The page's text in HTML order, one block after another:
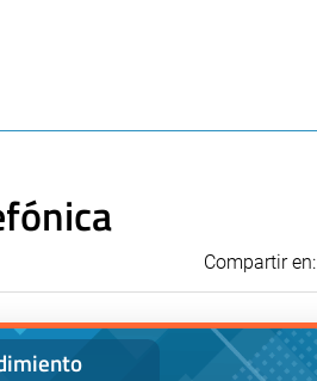
Compartir en: